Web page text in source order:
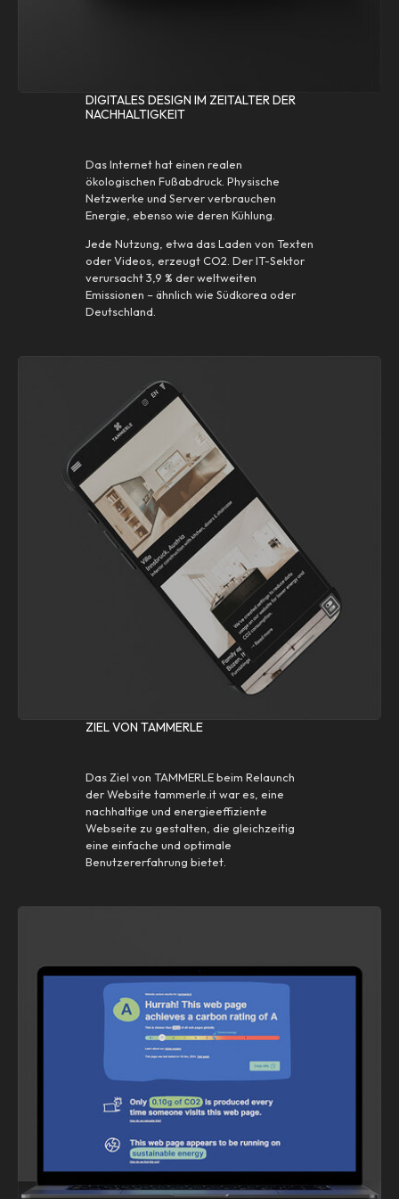
DIGITALES DESIGN IM ZEITALTER DER
NACHHALTIGKEIT
Das Internet hat einen realen
ökologischen Fußabdruck. Physische
Netzwerke und Server verbrauchen
Energie, ebenso wie deren Kühlung.
Jede Nutzung, etwa das Laden von Texten
oder Videos, erzeugt CO2. Der IT-Sektor
verursacht 3,9 % der weltweiten
Emissionen – ähnlich wie Südkorea oder
Deutschland.
ZIEL VON TAMMERLE
Das Ziel von TAMMERLE beim Relaunch
der Website tammerle.it war es, eine
nachhaltige und energieeffiziente
Webseite zu gestalten, die gleichzeitig
eine einfache und optimale
Benutzererfahrung bietet.